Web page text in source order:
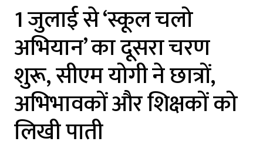
1 जुलाई से ‘स्कूल चलो
अभियान’ का दूसरा चरण
शुरू, सीएम योगी ने छात्रों,
अभिभावकों और शिक्षकों को
लिखी पाती